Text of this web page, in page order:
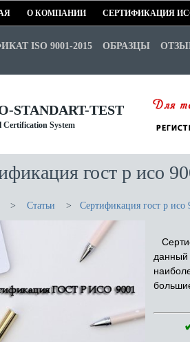
О КОМПАНИИ СЕРТИФИКАЦИЯ
ISO 9001-2015 ОБРАЗЦЫ
STANDART-TEST
Certification System
гост р исо
> Статьи > Сертификация гост р исо
данный